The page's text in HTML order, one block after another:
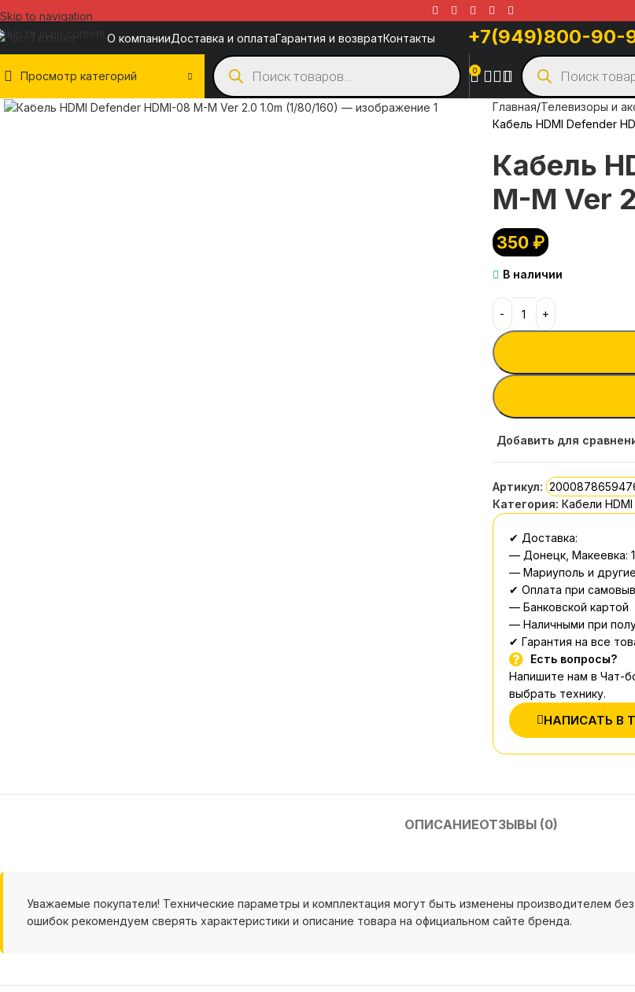
Skip to navigation
Skip to main content
О компанииДоставка и оплатаГарантия и возвратКонтакты +7(949)800-90-
Просмотр категорий 0
Нажмите, чтобы увеличить
Главная Телевизоры и
Кабель HDMI Defender
Кабель
M-M Ver
350₽
В наличии
Добавить для
Артикул:
Категория: Кабели HDMI
✔ Доставка:
— Донецк, Макеевка:
— Мариуполь и
✔ Оплата при
— Банковской картой
— Наличными при
✔ Гарантия на все
Есть вопросы?
Напишите нам в Чат-
выбрать технику.
НАПИСАТЬ В
ОПИСАНИЕОТЗЫВЫ (0)
Уважаемые покупатели! Технические параметры и комплектация могут быть изменены производителем
ошибок рекомендуем сверять характеристики и описание товара на официальном сайте бренда.